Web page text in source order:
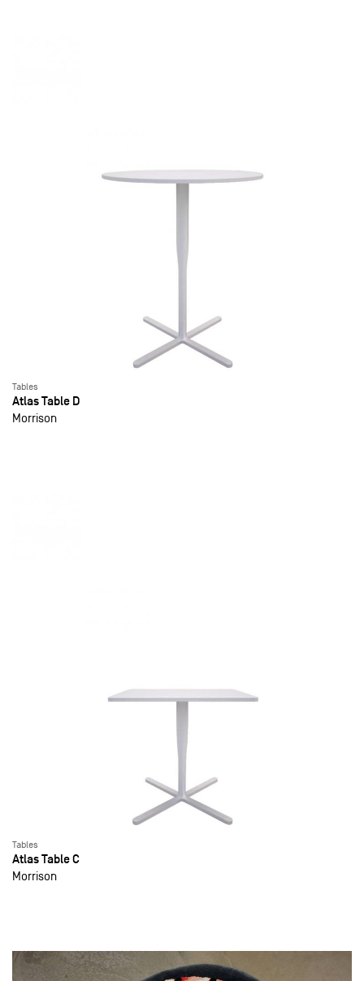
Tables
Atlas Table D
Morrison
Tables
Atlas Table C
Morrison